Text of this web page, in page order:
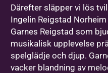
Därefter släpper vi lös
Ingelin Reigstad
Garnes Reigstad som
musikalisk upplevelse
spelglädje och djup.
vacker blandning av